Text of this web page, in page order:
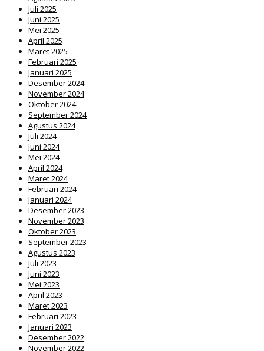
Juli 2025
Juni 2025
Mei 2025
April 2025
Maret 2025
Februari 2025
Januari 2025
Desember 2024
November 2024
Oktober 2024
September 2024
Agustus 2024
Juli 2024
Juni 2024
Mei 2024
April 2024
Maret 2024
Februari 2024
Januari 2024
Desember 2023
November 2023
Oktober 2023
September 2023
Agustus 2023
Juli 2023
Juni 2023
Mei 2023
April 2023
Maret 2023
Februari 2023
Januari 2023
Desember 2022
November 2022